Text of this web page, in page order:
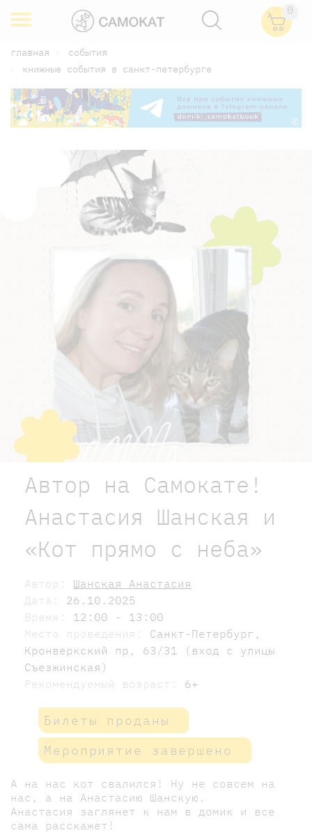
0
главная
события
книжные события в санкт-петербурге
Автор на Самокате!
Анастасия Шанская и
«Кот прямо с неба»
Автор: Шанская Анастасия
Дата: 26.10.2025
Время: 12:00 - 13:00
Место проведения: Санкт-Петербург,
Кронверкский пр, 63/31 (вход с улицы
Съезжинская)
Рекомендуемый возраст: 6+
Билеты проданы
Мероприятие завершено
А на нас кот свалился! Ну не совсем на
нас, а на Анастасию Шанскую.
Анастасия заглянет к нам в домик и все
сама расскажет!